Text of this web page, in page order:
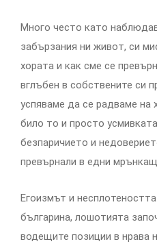
Много често като
забързания ни живот, си
хората и как сме се
вглъбен в собствените си
успяваме да се радваме на
било то и просто
безпаричието и
превърнали в едни
Егоизмът и
българина, лошотията
водещите позиции в нрава